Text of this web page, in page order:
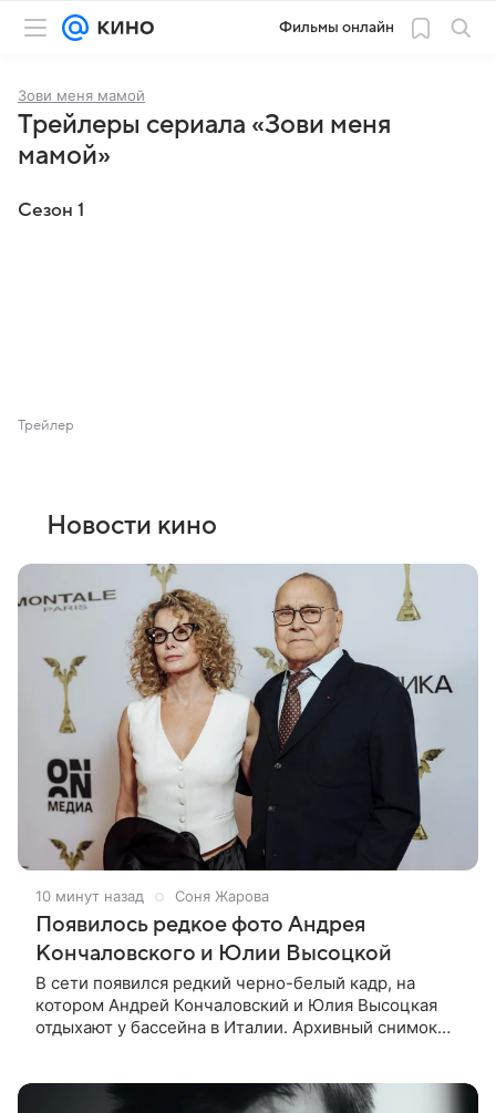
Фильмы онлайн
Зови меня мамой
Трейлеры сериала «Зови меня
мамой»
Сезон 1
Трейлер
Новости кино
10 минут назад Соня Жарова
Появилось редкое фото Андрея
Кончаловского и Юлии Высоцкой
В сети появился редкий черно-белый кадр, на
котором Андрей Кончаловский и Юлия Высоцкая
отдыхают у бассейна в Италии. Архивный снимок